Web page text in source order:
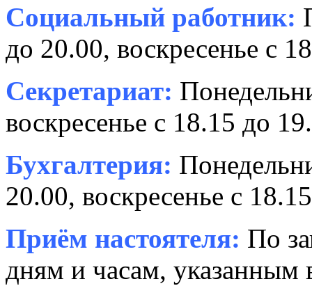
Социальный работник:
до 20.00, воскресенье с
Секретариат:
воскресенье с 18.15 до
Бухгалтерия:
20.00, воскресенье с
Приём настоятеля: По
дням и часам, указанным